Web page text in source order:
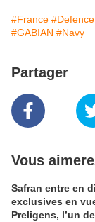
#France #Defence
#GABIAN #Navy
Partager
Vous
Safran entre en
exclusives en
Preligens, l’un